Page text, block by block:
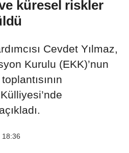
küresel riskler
Cevdet Yılmaz,
Kurulu (EKK)’nun
18:36